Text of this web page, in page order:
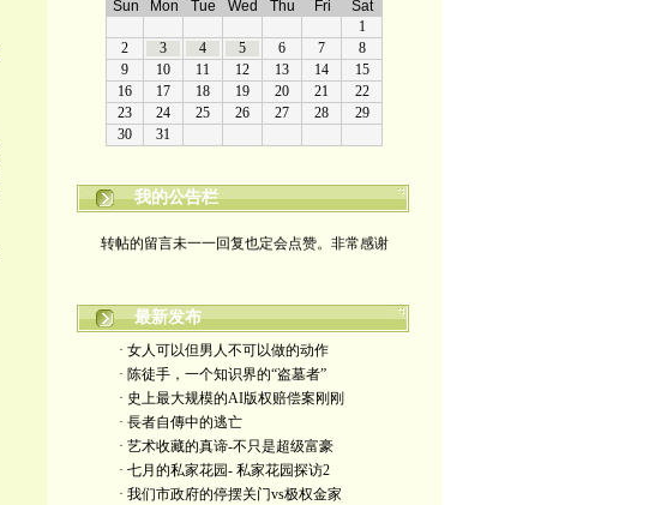
我的公告栏
哪裡有自由，哪裡就是祖國
有意收藏者请私信我，感谢一贯支持
政治转载不一定代表本人意见
艺术博客：https://yimengl.blog
目录中标注星号的为本人艺术原创
最新发布
· 女人可以但男人不可以做的动作
· 陈徒手，一个知识界的“盗墓者”
· 史上最大规模的AI版权赔偿案刚刚
· 長者自傳中的逃亡
· 艺术收藏的真谛-不只是超级富豪
· 七月的私家花园- 私家花园探访2
· 我们市政府的停摆关门vs极权金家